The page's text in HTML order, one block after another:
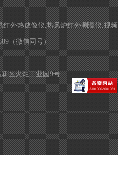
外热成像仪,热风炉红外测温仪,视
（微信同号）
区火炬工业园9号